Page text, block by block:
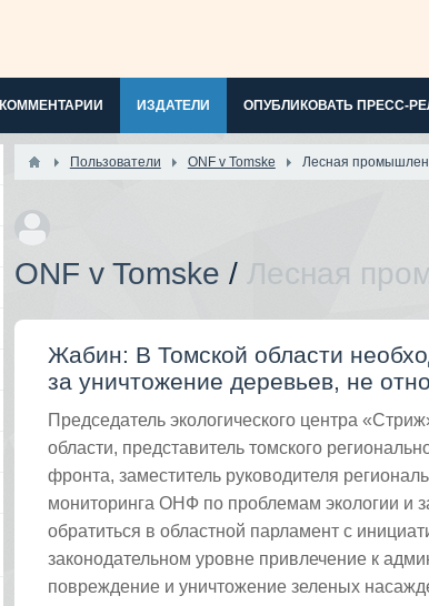
КОММЕНТАРИИ ИЗДАТЕЛИ ОПУБЛИКОВАТЬ ПРЕСС-
Пользователи ONF v Tomske Лесная
ONF v Tomske / Лесная
Жабин: В Томской области
за уничтожение деревьев, не
Председатель экологического центра
области, представитель томского
фронта, заместитель руководителя
мониторинга ОНФ по проблемам экологии и
обратиться в областной парламент с
законодательном уровне привлечение к
повреждение и уничтожение зеленых